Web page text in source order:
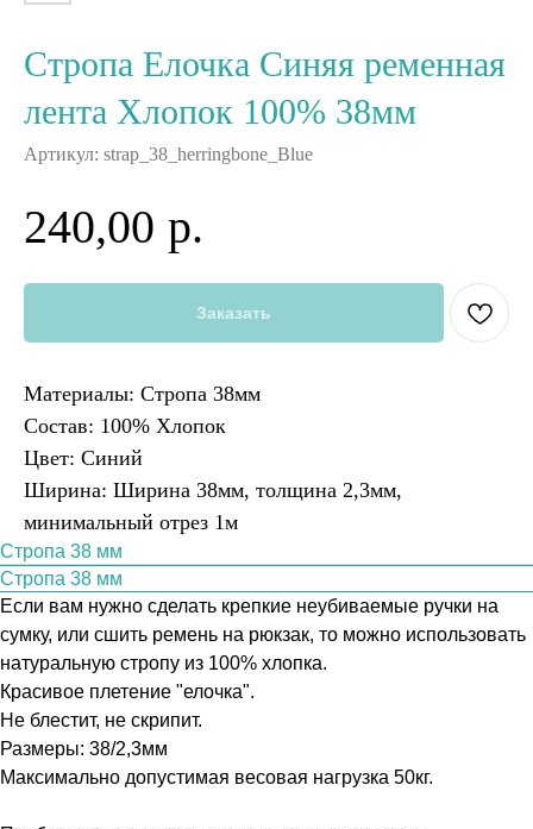
Стропа Елочка Синяя ременная
лента Хлопок 100% 38мм
Артикул: strap_38_herringbone_Blue
240,00 р.
Заказать
Материалы: Стропа 38мм
Состав: 100% Хлопок
Цвет: Синий
Ширина: Ширина 38мм, толщина 2,3мм,
минимальный отрез 1м
Стропа 38 мм
Стропа 38 мм
Если вам нужно сделать крепкие неубиваемые ручки на
сумку, или сшить ремень на рюкзак, то можно использовать
натуральную стропу из 100% хлопка.
Красивое плетение "елочка".
Не блестит, не скрипит.
Размеры: 38/2,3мм
Максимально допустимая весовая нагрузка 50кг.